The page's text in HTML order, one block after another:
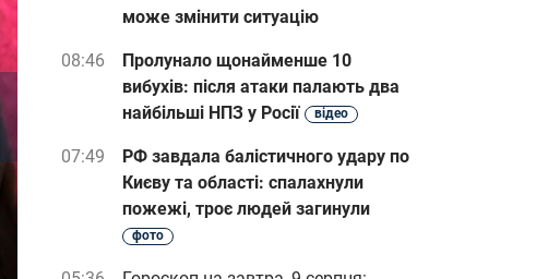
може змінити ситуацію
08:46
Пролунало щонайменше 10
вибухів: після атаки палають два
найбільші НПЗ у Росії
відео
07:49
РФ завдала балістичного удару по
Києву та області: спалахнули
пожежі, троє людей загинули
фото